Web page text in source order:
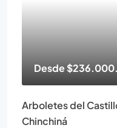
Desde
Arboletes del
Chinchiná